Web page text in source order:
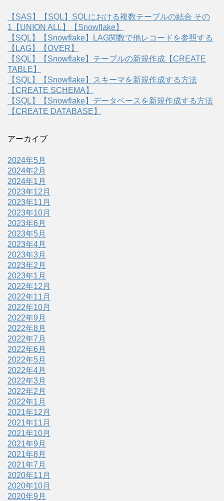
【SAS】【SQL】SQLにおける複数テーブルの結合 その
1【UNION ALL】【Snowflake】
【SQL】【Snowflake】LAG関数で他レコードを参照する
【LAG】【OVER】
【SQL】【Snowflake】テーブルの新規作成【CREATE
TABLE】
【SQL】【Snowflake】スキーマを新規作成する方法
【CREATE SCHEMA】
【SQL】【Snowflake】データベースを新規作成する方法
【CREATE DATABASE】
アーカイブ
2024年5月
2024年2月
2024年1月
2023年12月
2023年11月
2023年10月
2023年6月
2023年5月
2023年4月
2023年3月
2023年2月
2023年1月
2022年12月
2022年11月
2022年10月
2022年9月
2022年8月
2022年7月
2022年6月
2022年5月
2022年4月
2022年3月
2022年2月
2022年1月
2021年12月
2021年11月
2021年10月
2021年9月
2021年8月
2021年7月
2020年11月
2020年10月
2020年9月